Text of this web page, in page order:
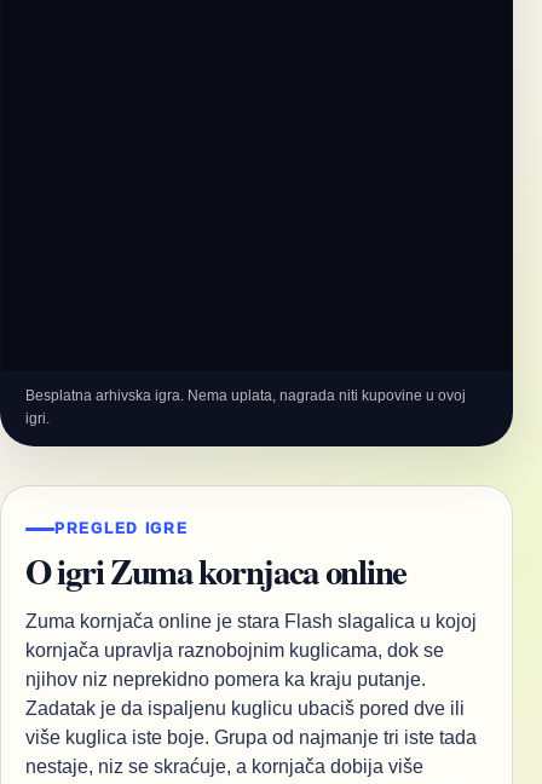
Besplatna arhivska igra. Nema uplata, nagrada niti kupovine u ovoj
igri.
PREGLED IGRE
O igri Zuma kornjaca online
Zuma kornjača online je stara Flash slagalica u kojoj
kornjača upravlja raznobojnim kuglicama, dok se
njihov niz neprekidno pomera ka kraju putanje.
Zadatak je da ispaljenu kuglicu ubaciš pored dve ili
više kuglica iste boje. Grupa od najmanje tri iste tada
nestaje, niz se skraćuje, a kornjača dobija više